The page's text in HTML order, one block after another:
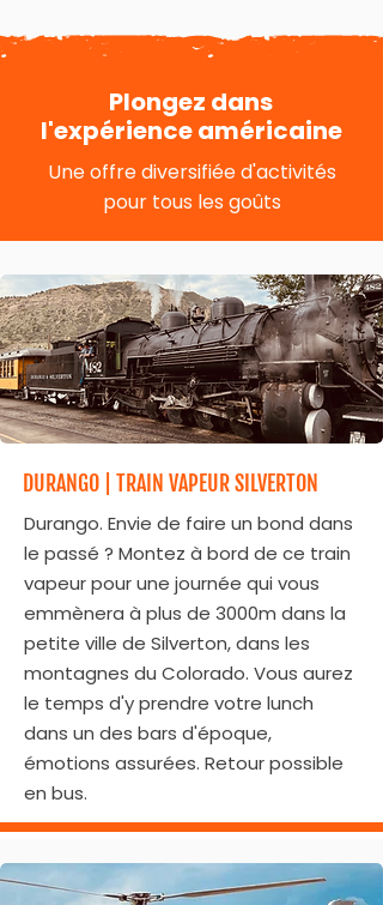
Plongez dans
l'expérience américaine
Une offre diversifiée d'activités
pour tous les goûts
DURANGO | TRAIN VAPEUR SILVERTON
Durango. Envie de faire un bond dans
le passé ? Montez à bord de ce train
vapeur pour une journée qui vous
emmènera à plus de 3000m dans la
petite ville de Silverton, dans les
montagnes du Colorado. Vous aurez
le temps d'y prendre votre lunch
dans un des bars d'époque,
émotions assurées. Retour possible
en bus.​​